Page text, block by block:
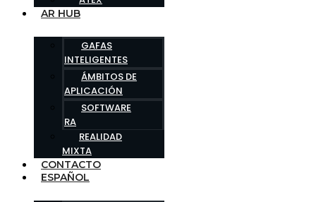
AR HUB
GAFAS
INTELIGENTES
ÁMBITOS DE
APLICACIÓN
SOFTWARE
RA
REALIDAD
MIXTA
CONTACTO
ESPAÑOL